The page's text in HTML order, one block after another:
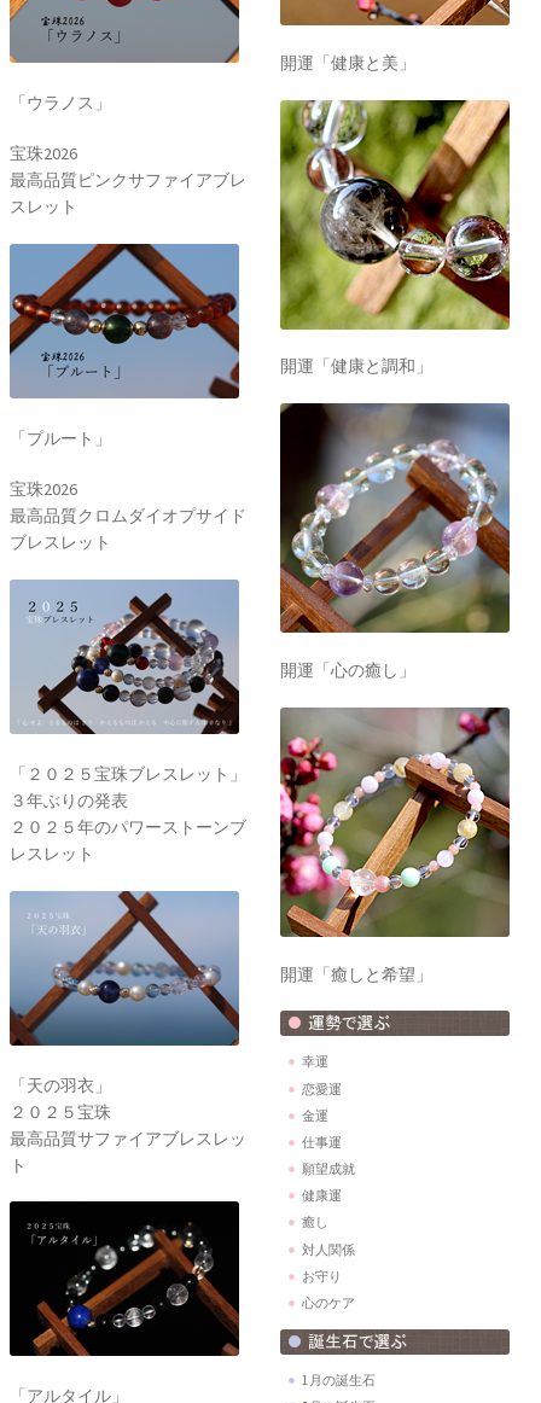
「ウラノス」
宝珠2026
最高品質ピンクサファイアブレ
スレット
「プルート」
宝珠2026
最高品質クロムダイオプサイド
ブレスレット
「２０２５宝珠ブレスレット」
３年ぶりの発表
２０２５年のパワーストーンブ
レスレット
「天の羽衣」
２０２５宝珠
最高品質サファイアブレスレッ
ト
「アルタイル」
開運「健康と美」
開運「健康と調和」
開運「心の癒し」
開運「癒しと希望」
幸運
恋愛運
金運
仕事運
願望成就
健康運
癒し
対人関係
お守り
心のケア
1月の誕生石